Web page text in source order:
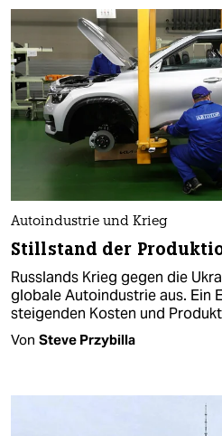
Autoindustrie und Krieg
Stillstand der
Russlands Krieg gegen die
globale Autoindustrie aus. Ein
steigenden Kosten und
Von Steve Przybilla